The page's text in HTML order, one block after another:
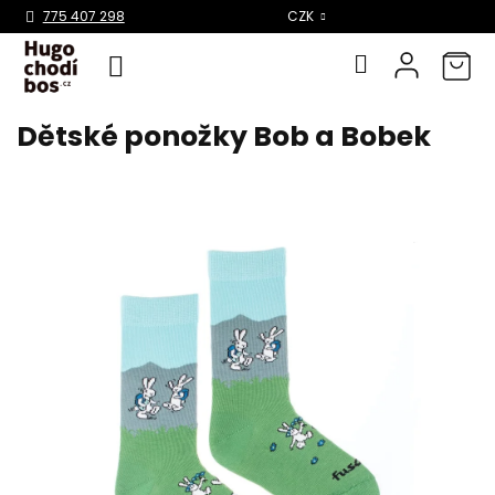
Přejít
775 407 298 CZK
Dětské ponožky Bob a Bobek